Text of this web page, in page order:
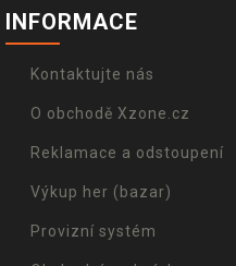
INFORMACE
Kontaktujte nás
O obchodě Xzone.cz
Reklamace a odstoupení
Výkup her (bazar)
Provizní systém